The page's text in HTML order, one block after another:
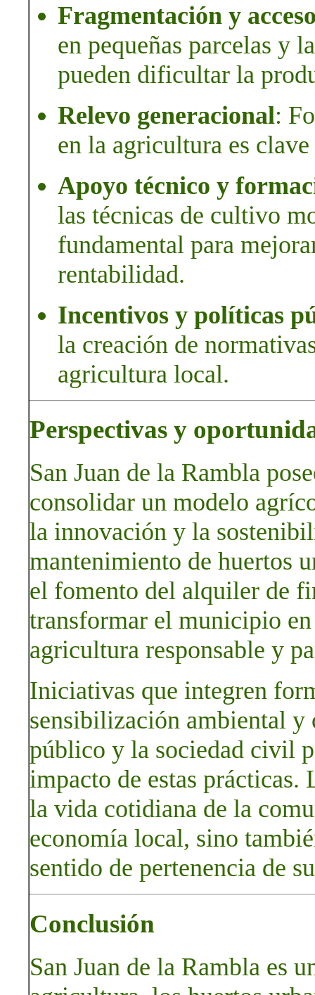
Fragmentación y
en pequeñas parcelas y
pueden dificultar la
Relevo generacional:
en la agricultura es
Apoyo técnico y
las técnicas de cultivo
fundamental para
rentabilidad.
Incentivos y políticas
la creación de
agricultura local.
Perspectivas y
San Juan de la Rambla
consolidar un modelo
la innovación y la
mantenimiento de huertos
el fomento del alquiler de
transformar el municipio
agricultura responsable y
Iniciativas que integren
sensibilización ambiental y
público y la sociedad civil
impacto de estas
la vida cotidiana de la
economía local, sino
sentido de pertenencia de
Conclusión
San Juan de la Rambla es